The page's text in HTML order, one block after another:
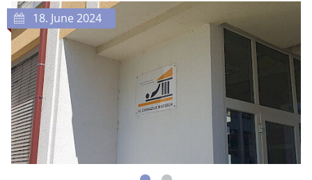
18. June 2024